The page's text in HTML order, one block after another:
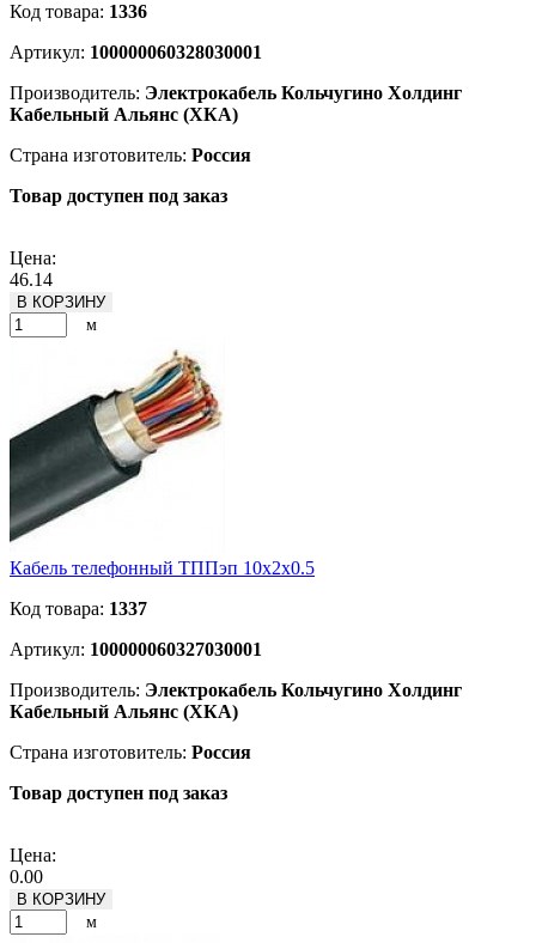
Код товара: 1336
Артикул: 100000060328030001
Производитель: Электрокабель Кольчугино Холдинг
Кабельный Альянс (ХКА)
Страна изготовитель: Россия
Товар доступен под заказ
Цена:
46.14
В КОРЗИНУ
м
Кабель телефонный ТППэп 10х2х0.5
Код товара: 1337
Артикул: 100000060327030001
Производитель: Электрокабель Кольчугино Холдинг
Кабельный Альянс (ХКА)
Страна изготовитель: Россия
Товар доступен под заказ
Цена:
0.00
В КОРЗИНУ
м